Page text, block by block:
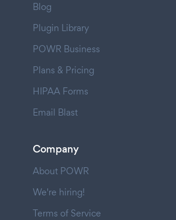
Blog
Plugin Library
POWR Business
Plans & Pricing
HIPAA Forms
Email Blast
Company
About POWR
We're hiring!
Terms of Service